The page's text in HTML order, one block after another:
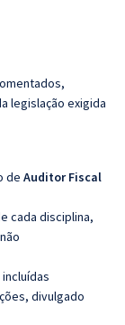
legislação exigida
de Auditor Fiscal
cada disciplina,
divulgado